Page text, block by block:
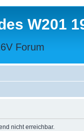
W201
Forum
nicht erreichbar.